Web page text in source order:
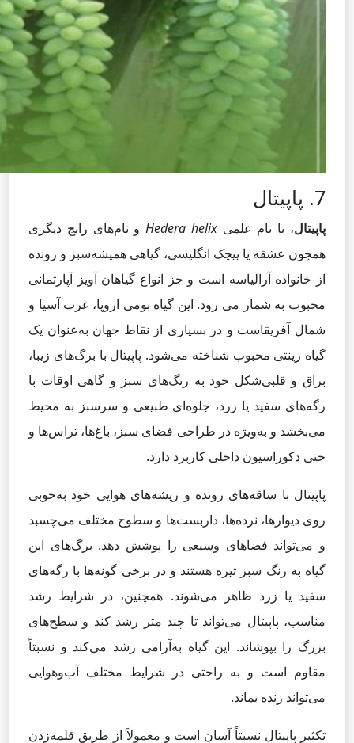
7. پاپیتال
پاپیتال، با نام علمیHedera helixو نام‌های رایج دیگری
همچون عشقه یا پیچک انگلیسی، گیاهی همیشه‌سبز و رونده
از خانواده آرالیاسه است و جز انواع گیاهان آویز آپارتمانی
محبوب به شمار می رود. این گیاه بومی اروپا، غرب آسیا و
شمال آفریقاست و در بسیاری از نقاط جهان به‌عنوان یک
گیاه زینتی محبوب شناخته می‌شود. پاپیتال با برگ‌های زیبا،
براق و قلبی‌شکل خود به رنگ‌های سبز و گاهی اوقات با
رگه‌های سفید یا زرد، جلوه‌ای طبیعی و سرسبز به محیط
می‌بخشد و به‌ویژه در طراحی فضای سبز، باغ‌ها، تراس‌ها و
حتی دکوراسیون داخلی کاربرد دارد.
پاپیتال با ساقه‌های رونده و ریشه‌های هوایی خود به‌خوبی
روی دیوارها، نرده‌ها، داربست‌ها و سطوح مختلف می‌چسبد
و می‌تواند فضاهای وسیعی را پوشش دهد. برگ‌های این
گیاه به رنگ سبز تیره هستند و در برخی گونه‌ها با رگه‌های
سفید یا زرد ظاهر می‌شوند. همچنین، در شرایط رشد
مناسب، پاپیتال می‌تواند تا چند متر رشد کند و سطح‌های
بزرگ را بپوشاند. این گیاه به‌آرامی رشد می‌کند و نسبتاً
مقاوم است و به راحتی در شرایط مختلف آب‌وهوایی
می‌تواند زنده بماند.
تکثیر پاپیتال نسبتاً آسان است و معمولاً از طریق قلمه‌زدن